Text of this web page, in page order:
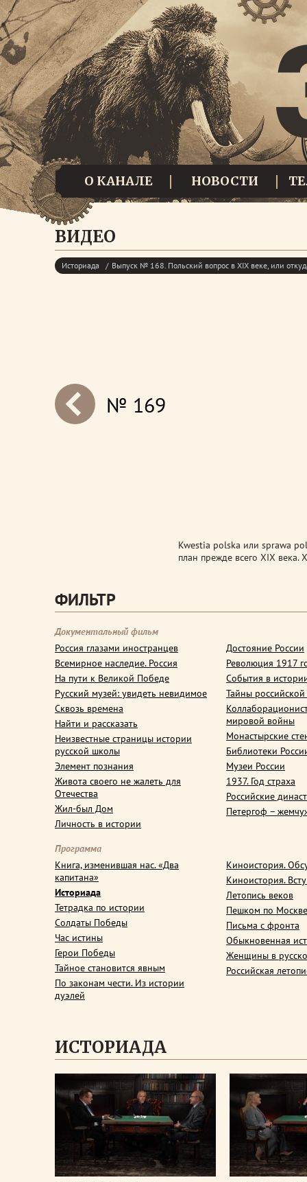
О КАНАЛЕ НОВОСТИ
ВИДЕО
Историада Выпуск № 168. Польский вопрос в XIX веке, или
next№ 169
Kwestia polska или sprawa
план прежде всего XIX века.
ФИЛЬТР
Документальный фильм
Россия глазами иностранцев
Всемирное наследие. Россия
На пути к Великой Победе
Русский музей: увидеть невидимое
Сквозь времена
Найти и рассказать
Неизвестные страницы истории
русской школы
Элемент познания
Живота своего не жалеть для
Отечества
Жил-был Дом
Личность в истории
Достояние России
Революция 1917
События в
Тайны
мировой войны
Монастырские
Библиотеки
Музеи России
1937. Год страха
Российские
Петергоф –
Программа
Книга, изменившая нас. «Два
капитана»
Историада
Тетрадка по истории
Солдаты Победы
Час истины
Герои Победы
Тайное становится явным
По законам чести. Из истории
дуэлей
Киноистория.
Киноистория.
Летопись веков
Пешком по Москве
Письма с фронта
Обыкновенная
Женщины в
Российская
ИСТОРИАДА